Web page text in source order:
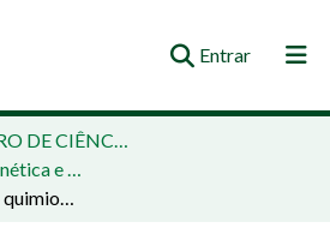
Entrar(current)
CCB - CENTRO DE CIÊNCIAS BIOLÓGICAS
02 - Mestrado - Genética e Biologia Molecular
Avaliação do efeito quimioprotetor de B-glucanas de origem fúngica e vegetal no DNA de células eucararióticas